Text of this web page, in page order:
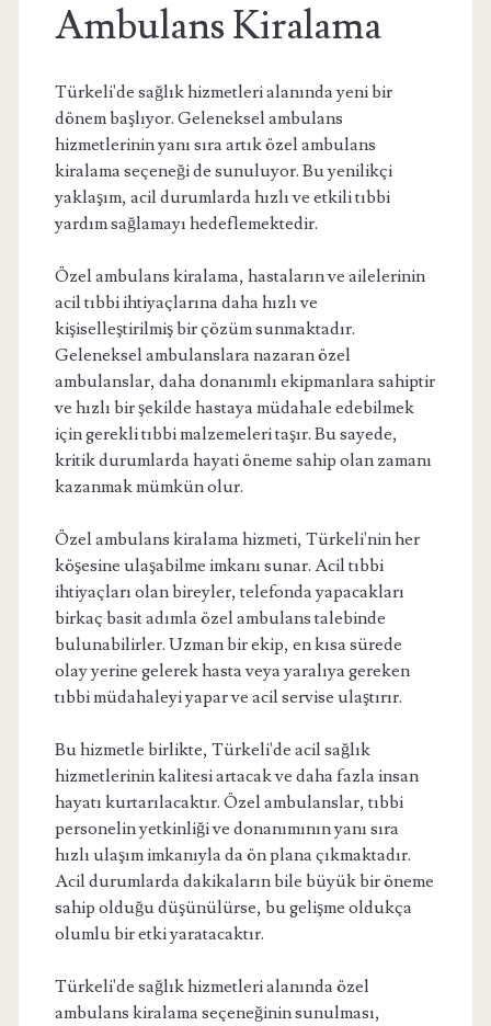
Ambulans Kiralama
Türkeli'de sağlık hizmetleri alanında yeni bir
dönem başlıyor. Geleneksel ambulans
hizmetlerinin yanı sıra artık özel ambulans
kiralama seçeneği de sunuluyor. Bu yenilikçi
yaklaşım, acil durumlarda hızlı ve etkili tıbbi
yardım sağlamayı hedeflemektedir.
Özel ambulans kiralama, hastaların ve ailelerinin
acil tıbbi ihtiyaçlarına daha hızlı ve
kişiselleştirilmiş bir çözüm sunmaktadır.
Geleneksel ambulanslara nazaran özel
ambulanslar, daha donanımlı ekipmanlara sahiptir
ve hızlı bir şekilde hastaya müdahale edebilmek
için gerekli tıbbi malzemeleri taşır. Bu sayede,
kritik durumlarda hayati öneme sahip olan zamanı
kazanmak mümkün olur.
Özel ambulans kiralama hizmeti, Türkeli'nin her
köşesine ulaşabilme imkanı sunar. Acil tıbbi
ihtiyaçları olan bireyler, telefonda yapacakları
birkaç basit adımla özel ambulans talebinde
bulunabilirler. Uzman bir ekip, en kısa sürede
olay yerine gelerek hasta veya yaralıya gereken
tıbbi müdahaleyi yapar ve acil servise ulaştırır.
Bu hizmetle birlikte, Türkeli'de acil sağlık
hizmetlerinin kalitesi artacak ve daha fazla insan
hayatı kurtarılacaktır. Özel ambulanslar, tıbbi
personelin yetkinliği ve donanımının yanı sıra
hızlı ulaşım imkanıyla da ön plana çıkmaktadır.
Acil durumlarda dakikaların bile büyük bir öneme
sahip olduğu düşünülürse, bu gelişme oldukça
olumlu bir etki yaratacaktır.
Türkeli'de sağlık hizmetleri alanında özel
ambulans kiralama seçeneğinin sunulması,